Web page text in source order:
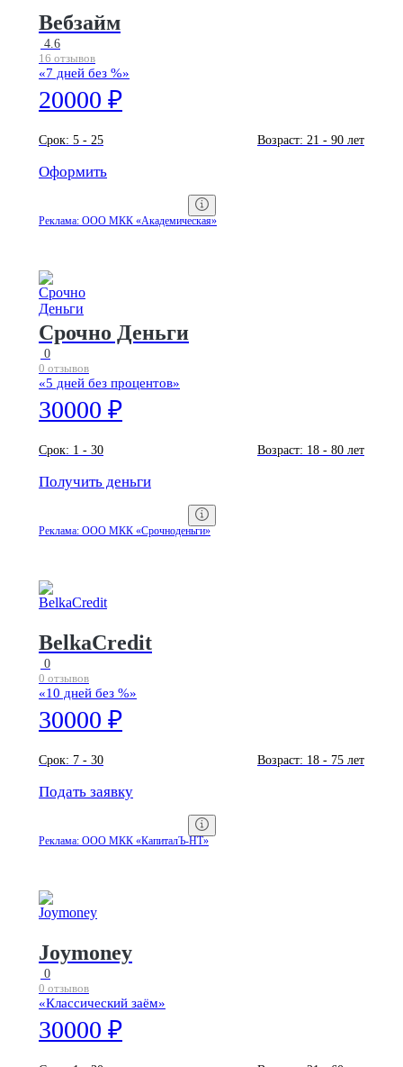
Вебзайм
4.6
16 отзывов
«7 дней без %»
20000 ₽
Срок: 5 - 25 Возраст: 21 - 90 лет
Оформить
Реклама: ООО МКК «Академическая»
Срочно Деньги
0
0 отзывов
«5 дней без процентов»
30000 ₽
Срок: 1 - 30 Возраст: 18 - 80 лет
Получить деньги
Реклама: ООО МКК «Срочноденьги»
BelkaCredit
0
0 отзывов
«10 дней без %»
30000 ₽
Срок: 7 - 30 Возраст: 18 - 75 лет
Подать заявку
Реклама: ООО МКК «КапиталЪ-НТ»
Joymoney
0
0 отзывов
«Классический заём»
30000 ₽